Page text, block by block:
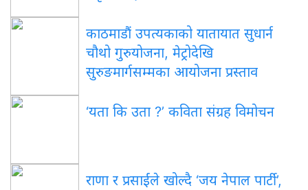
काठमाडौं उपत्यकाको यातायात सुधार्न
चौथो गुरुयोजना, मेट्रोदेखि
सुरुङमार्गसम्मका आयोजना प्रस्ताव
‘यता कि उता ?’ कविता संग्रह विमोचन
राणा र प्रसाईंले खोल्दै ‘जय नेपाल पार्टी’,